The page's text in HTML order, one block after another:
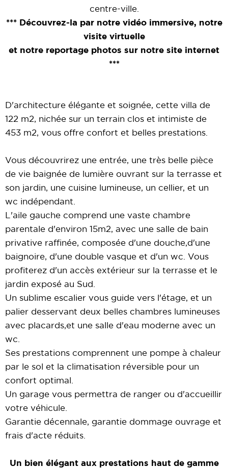
centre-ville.
*** Découvrez-la par notre vidéo immersive, notre
visite virtuelle
et notre reportage photos sur notre site internet
***
D'architecture élégante et soignée, cette villa de
122 m2, nichée sur un terrain clos et intimiste de
453 m2, vous offre confort et belles prestations.
Vous découvrirez une entrée, une très belle pièce
de vie baignée de lumière ouvrant sur la terrasse et
son jardin, une cuisine lumineuse, un cellier, et un
wc indépendant.
L'aile gauche comprend une vaste chambre
parentale d'environ 15m2, avec une salle de bain
privative raffinée, composée d'une douche,d'une
baignoire, d'une double vasque et d'un wc. Vous
profiterez d'un accès extérieur sur la terrasse et le
jardin exposé au Sud.
Un sublime escalier vous guide vers l'étage, et un
palier desservant deux belles chambres lumineuses
avec placards,et une salle d'eau moderne avec un
wc.
Ses prestations comprennent une pompe à chaleur
par le sol et la climatisation réversible pour un
confort optimal.
Un garage vous permettra de ranger ou d'accueillir
votre véhicule.
Garantie décennale, garantie dommage ouvrage et
frais d'acte réduits.
Un bien élégant aux prestations haut de gamme